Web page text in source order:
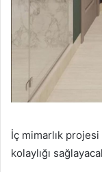
İç mimarlık
kolaylığı